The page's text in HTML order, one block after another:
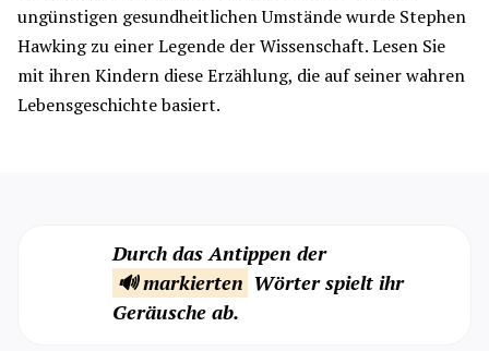
ungünstigen gesundheitlichen Umstände wurde Stephen
Hawking zu einer Legende der Wissenschaft. Lesen Sie
mit ihren Kindern diese Erzählung, die auf seiner wahren
Lebensgeschichte basiert.
Durch das Antippen der
🔊 markierten Wörter spielt ihr
Geräusche ab.